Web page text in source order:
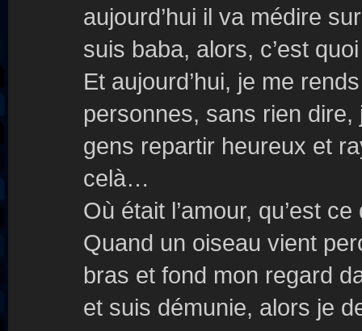
aujourd’hui il va médire
suis baba, alors, c’est
Et aujourd’hui, je me
personnes, sans rien
gens repartir heureux et
celà…
Où était l’amour, qu’est ce
Quand un oiseau vient
bras et fond mon regard
et suis démunie, alors je